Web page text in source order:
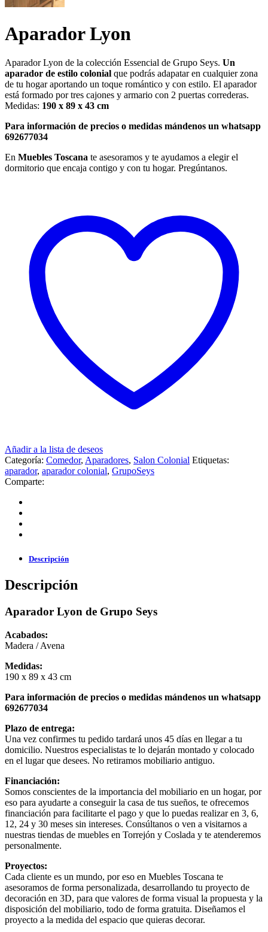
Aparador Lyon
Aparador Lyon de la colección Essencial de Grupo Seys. Un
aparador de estilo colonial que podrás adapatar en cualquier zona
de tu hogar aportando un toque romántico y con estilo. El aparador
está formado por tres cajones y armario con 2 puertas correderas.
Medidas: 190 x 89 x 43 cm
Para información de precios o medidas mándenos un whatsapp
692677034
En Muebles Toscana te asesoramos y te ayudamos a elegir el
dormitorio que encaja contigo y con tu hogar. Pregúntanos.
Añadir a la lista de deseos
Categoría: Comedor, Aparadores, Salon Colonial Etiquetas:
aparador, aparador colonial, GrupoSeys
Comparte:
Descripción
Descripción
Aparador Lyon de Grupo Seys
Acabados:
Madera / Avena
Medidas:
190 x 89 x 43 cm
Para información de precios o medidas mándenos un whatsapp
692677034
Plazo de entrega:
Una vez confirmes tu pedido tardará unos 45 días en llegar a tu
domicilio. Nuestros especialistas te lo dejarán montado y colocado
en el lugar que desees. No retiramos mobiliario antiguo.
Financiación:
Somos conscientes de la importancia del mobiliario en un hogar, por
eso para ayudarte a conseguir la casa de tus sueños, te ofrecemos
financiación para facilitarte el pago y que lo puedas realizar en 3, 6,
12, 24 y 30 meses sin intereses. Consúltanos o ven a visitarnos a
nuestras tiendas de muebles en Torrejón y Coslada y te atenderemos
personalmente.
Proyectos:
Cada cliente es un mundo, por eso en Muebles Toscana te
asesoramos de forma personalizada, desarrollando tu proyecto de
decoración en 3D, para que valores de forma visual la propuesta y la
disposición del mobiliario, todo de forma gratuita. Diseñamos el
proyecto a la medida del espacio que quieras decorar.